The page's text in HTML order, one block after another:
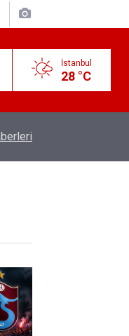
İstanbul
28 °C
Şikayetini Hafife